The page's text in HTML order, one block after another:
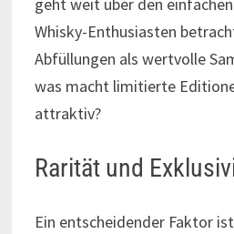
geht weit über den einfachen
Whisky-Enthusiasten
Abfüllungen als wertvolle
was macht limitierte
attraktiv?
Rarität und
Ein entscheidender Faktor